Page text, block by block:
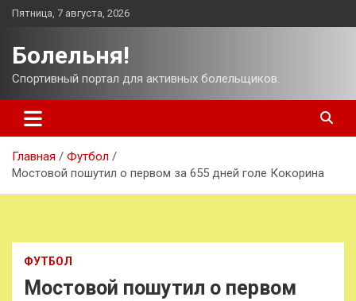
Перейти
Пятница, 7 августа, 2026
Болельня!
Спортивный портал для активных болельщиков.
Главная
Футбол
Мостовой пошутил о первом за 655 дней голе Кокорина
ФУТБОЛ
Мостовой пошутил о первом